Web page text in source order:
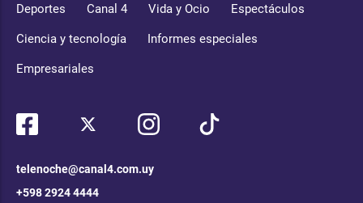
Deportes Canal 4 Vida y Ocio Espectáculos
Ciencia y tecnología Informes especiales
Empresariales
telenoche@canal4.com.uy
+598 2924 4444